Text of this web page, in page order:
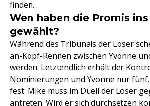
finden.
Wen haben die Promis
gewählt?
Während des Tribunals der Loser
an-Kopf-Rennen zwischen Yvonne
werden. Letztendlich erhält der
Nominierungen und Yvonne nur
fest: Mike muss im Duell der Loser
antreten. Wird er sich durchsetzen